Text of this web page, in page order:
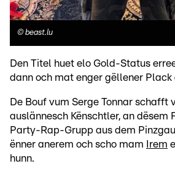
© beast.lu
Den Titel huet elo Gold-Status
dann och mat enger gëllener Plack
De Bouf vum Serge Tonnar schafft
auslännesch Kënschtler, an dësem
Party-Rap-Grupp aus dem
ënner anerem och scho mam
Irem
hunn.